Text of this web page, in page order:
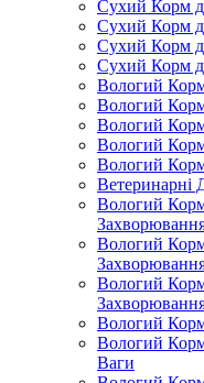
Сухий Корм
Сухий Корм
Сухий Корм
Сухий Корм
Вологий
Вологий
Вологий
Вологий
Вологий
Ветеринарні
Вологий
Вологий
Вологий
Вологий
Вологий
Ваги